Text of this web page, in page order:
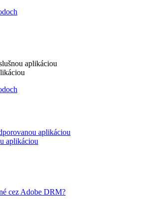
aplikáciou
aplikáciou
aplikáciou
cez Adobe DRM?